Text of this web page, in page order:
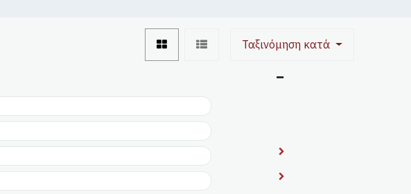
Ταξινόμηση κατά